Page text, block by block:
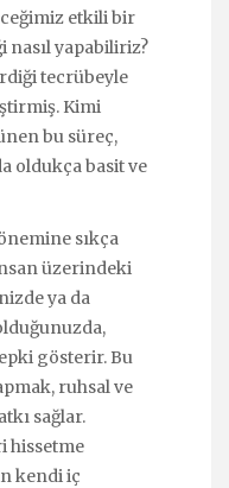
etkili bir
nasıl yapabiliriz?
tecrübeyle
Kimi
bu süreç,
oldukça basit ve
sıkça
üzerindeki
ya da
gösterir. Bu
ruhsal ve
sağlar.
hissetme
kendi iç